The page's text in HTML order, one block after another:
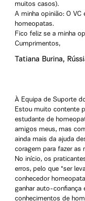
muitos casos).
A minha opinião: O
homeopatas.
Fico feliz se a minha
Cumprimentos,
Tatiana Burina,
À Equipa de Suporte
Estou muito contente
estudante de
amigos meus, mas
ainda mais da ajuda
coragem para fazer as
No início, os
erros, pelo que "ser
conhecedor
ganhar auto-confiança
conhecimentos de